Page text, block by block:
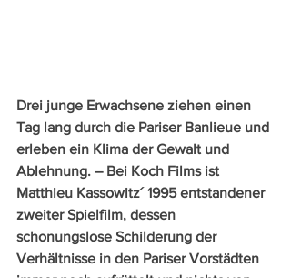
Drei junge Erwachsene ziehen einen
Tag lang durch die Pariser Banlieue und
erleben ein Klima der Gewalt und
Ablehnung. – Bei Koch Films ist
Matthieu Kassowitz´ 1995 entstandener
zweiter Spielfilm, dessen
schonungslose Schilderung der
Verhältnisse in den Pariser Vorstädten